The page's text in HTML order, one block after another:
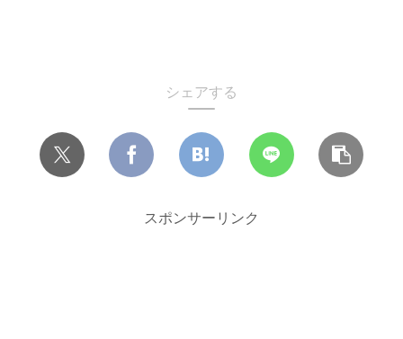
シェアする
スポンサーリンク